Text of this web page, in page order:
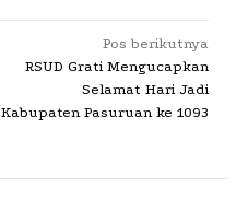
Pos berikutnya
RSUD Grati Mengucapkan
Selamat Hari Jadi
Kabupaten Pasuruan ke 1093